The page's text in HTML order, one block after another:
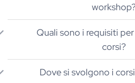
Quali sono i requisiti
corsi?
Dove si svolgono i